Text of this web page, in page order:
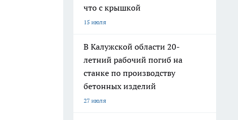
что с крышкой
15 июля
В Калужской области 20-
летний рабочий погиб на
станке по производству
бетонных изделий
27 июля